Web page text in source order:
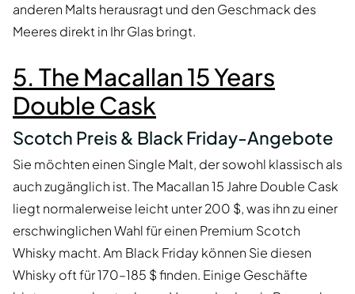
anderen Malts herausragt und den Geschmack des
Meeres direkt in Ihr Glas bringt.
5. The Macallan 15 Years
Double Cask
Scotch Preis & Black Friday-Angebote
Sie möchten einen Single Malt, der sowohl klassisch als
auch zugänglich ist. The Macallan 15 Jahre Double Cask
liegt normalerweise leicht unter 200 $, was ihn zu einer
erschwinglichen Wahl für einen Premium Scotch
Whisky macht. Am Black Friday können Sie diesen
Whisky oft für 170–185 $ finden. Einige Geschäfte